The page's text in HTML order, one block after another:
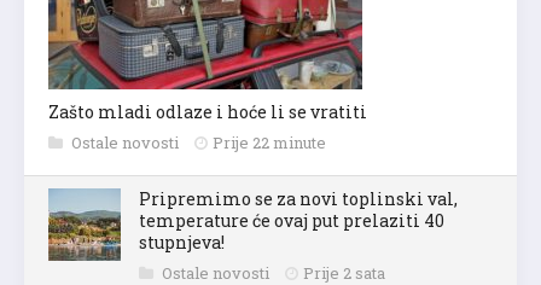
Zašto mladi odlaze i hoće li se vratiti
Ostale novosti Prije 22 minute
Pripremimo se za novi toplinski val,
temperature će ovaj put prelaziti 40
stupnjeva!
Ostale novosti Prije 2 sata